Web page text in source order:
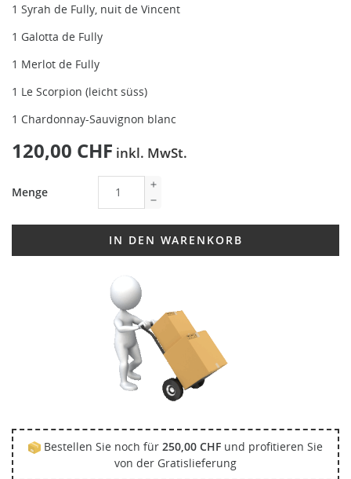
1 Syrah de Fully, nuit de Vincent
1 Galotta de Fully
1 Merlot de Fully
1 Le Scorpion (leicht süss)
1 Chardonnay-Sauvignon blanc
120,00 CHF inkl. MwSt.
Menge
IN DEN WARENKORB
Bestellen Sie noch für 250,00 CHF und profitieren Sie
von der Gratislieferung